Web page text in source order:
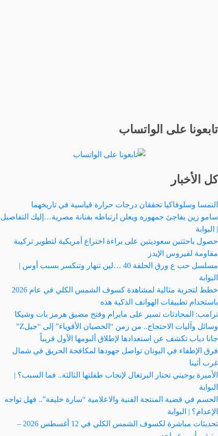
تابعونا على الواتساب
كل الأخبار
النمسا وسلوفاكيا تحققان درجات حرارة قياسية في تاريخهما
سامو زين يفاجئ جمهوره ويعلن ارتباطه بفنانة مصرية…إليك التفاصيل
| البوابة
حصول باحثتين سعوديتين على براءة اختراع أمريكية لتطوير تركيبة
مقاومة لفيروس الإيدز
مسلسل حب ع ورق الحلقة 40 …لين تنهار وتنكسر بسبب أوس |
البوابة
خطط لتجربة مثالية لمشاهدة كسوف الشمس الكلي في عام 2026
باستخدام تطبيقات الهواتف الذكية هذه
ترامب: المحادثات تسير على مايرام وفتح مضيق هرمز بات وشيكا
وسائل وآليات الاحتجاج.. من زمن “الخصيان الأقوياء” إلى “جيلZ”
جانا دياب تكشف عن استعدادها لإطلاق ألبومها الأول قريباً
فرق الإطفاء في اليونان تواصل جهودها لمكافحة الحريق في شمال
غرب أثينا
الأميرة يوجيني تختار البرتغال لإنجاب طفلتها الثالثة.. فما السبب؟ |
البوابة
الحسم في قضية المنتجة الفنية والاعلامية “سارة خليفة”.. فهل تواجه
الإعدام؟ | البوابة
تحديثات مباشرة لكسوف الشمس الكلي في 12 أغسطس 2026 –